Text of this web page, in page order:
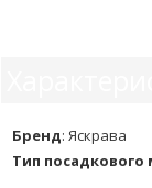
Бренд: Яскрава
Тип посадкового